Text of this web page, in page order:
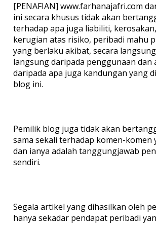
[PENAFIAN] www.farhanajafri.com
ini secara khusus tidak akan
terhadap apa juga liabiliti,
kerugian atas risiko, peribadi mahu
yang berlaku akibat, secara
langsung daripada penggunaan dan
daripada apa juga kandungan yang
blog ini.
Pemilik blog juga tidak akan
sama sekali terhadap komen-komen
dan ianya adalah tanggungjawab
sendiri.
Segala artikel yang dihasilkan oleh
hanya sekadar pendapat peribadi